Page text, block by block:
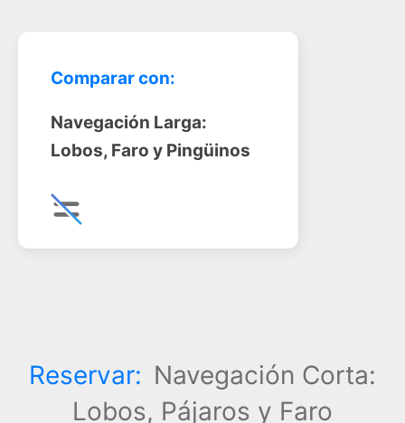
Comparar con:
Navegación Larga:
Lobos, Faro y Pingüinos
Reservar: Navegación Corta:
Lobos, Pájaros y Faro